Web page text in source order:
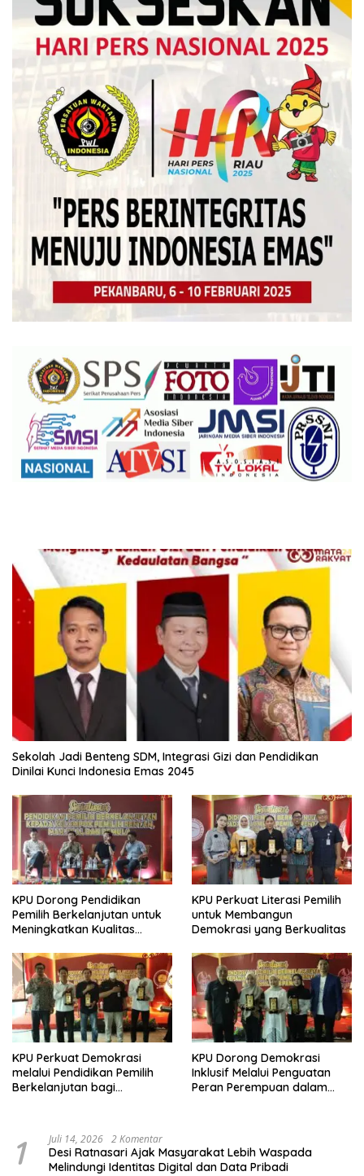
Sekolah Jadi Benteng SDM, Integrasi Gizi dan Pendidikan
Dinilai Kunci Indonesia Emas 2045
KPU Dorong Pendidikan
Pemilih Berkelanjutan untuk
Meningkatkan Kualitas
KPU Perkuat Literasi Pemilih
untuk Membangun
Demokrasi yang Berkualitas
KPU Perkuat Demokrasi
melalui Pendidikan Pemilih
Berkelanjutan bagi
KPU Dorong Demokrasi
Inklusif Melalui Penguatan
Peran Perempuan dalam
1 Juli 14, 2026 2 Komentar
Desi Ratnasari Ajak Masyarakat Lebih Waspada
Melindungi Identitas Digital dan Data Pribadi